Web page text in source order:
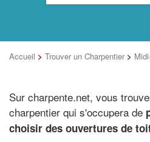
Accueil > Trouver un Charpentier >
Sur charpente.net, vous
charpentier qui s'occupera de
choisir des ouvertures de